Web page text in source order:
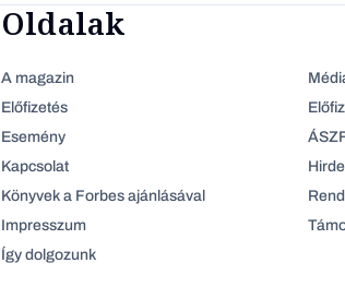
Oldalak
A magazin
Előfizetés
Esemény
Kapcsolat
Könyvek a Forbes ajánlásával
Impresszum
Így dolgozunk